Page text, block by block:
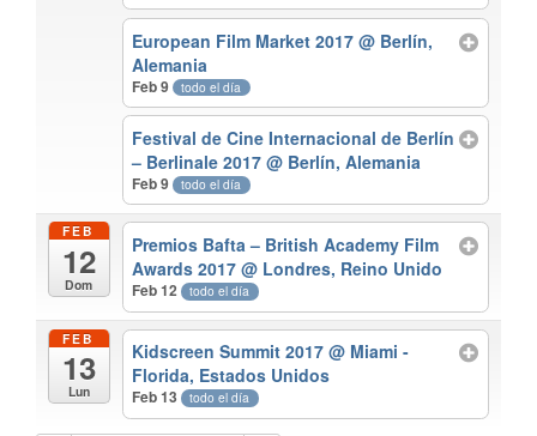
European Film Market 2017@ Berlín,
Alemania
Feb 9 todo el día
Festival de Cine Internacional de Berlín
– Berlinale 2017@ Berlín, Alemania
Feb 9 todo el día
FEB
12
Dom
Premios Bafta – British Academy Film
Awards 2017@ Londres, Reino Unido
Feb 12 todo el día
FEB
13
Lun
Kidscreen Summit 2017@ Miami -
Florida, Estados Unidos
Feb 13 todo el día